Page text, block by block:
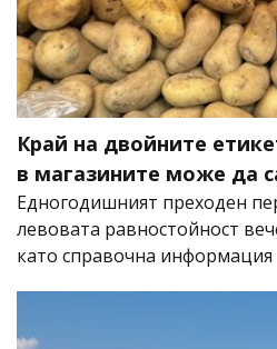
Край на двойните
в магазините може да
Едногодишният преходен
левовата равностойност
като справочна информация